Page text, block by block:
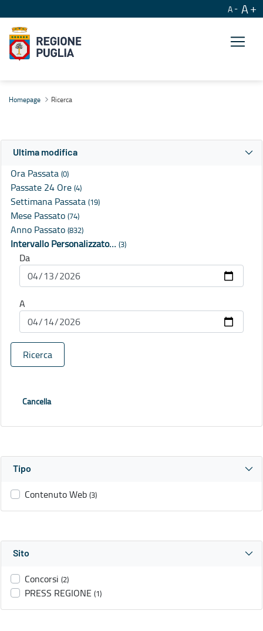
A A
Homepage Ricerca
Ultima modifica
Ora Passata (0)
Passate 24 Ore (4)
Settimana Passata (19)
Mese Passato (74)
Anno Passato (832)
Intervallo Personalizzato… (3)
Da
A
Ricerca
Cancella
Tipo
Contenuto Web (3)
Sito
Concorsi (2)
PRESS REGIONE (1)